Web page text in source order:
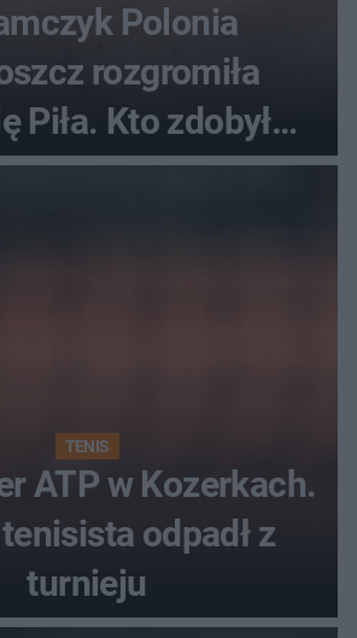
Polonia
rozgromiła
Piła. Kto zdobył
punktów?
TENIS
ATP w Kozerkach.
odpadł z
turnieju